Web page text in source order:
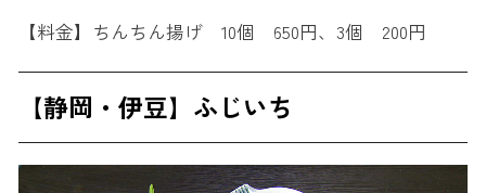
【料金】ちんちん揚げ 10個 650円、3個 200円
【静岡・伊豆】ふじいち